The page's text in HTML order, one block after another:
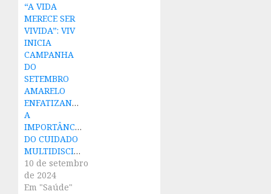
“A VIDA
MERECE SER
VIVIDA”: VIV
INICIA
CAMPANHA
DO
SETEMBRO
AMARELO
ENFATIZANDO
A
IMPORTÂNCIA
DO CUIDADO
MULTIDISCIPLINAR
10 de setembro
de 2024
Em "Saúde"